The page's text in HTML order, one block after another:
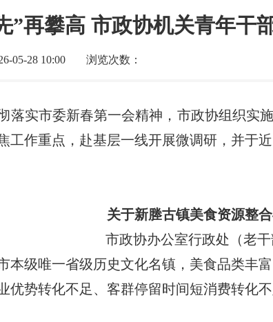
”再攀高 市政协机关青年干
05-28 10:00 浏览次数：
落实市委新春第一会精神，市政协组织实
工作重点，赴基层一线开展微调研，并于
关于新塍古镇美食资源整
市政协办公室行政处（老
本级唯一省级历史文化名镇，美食品类丰
优势转化不足、客群停留时间短消费转化